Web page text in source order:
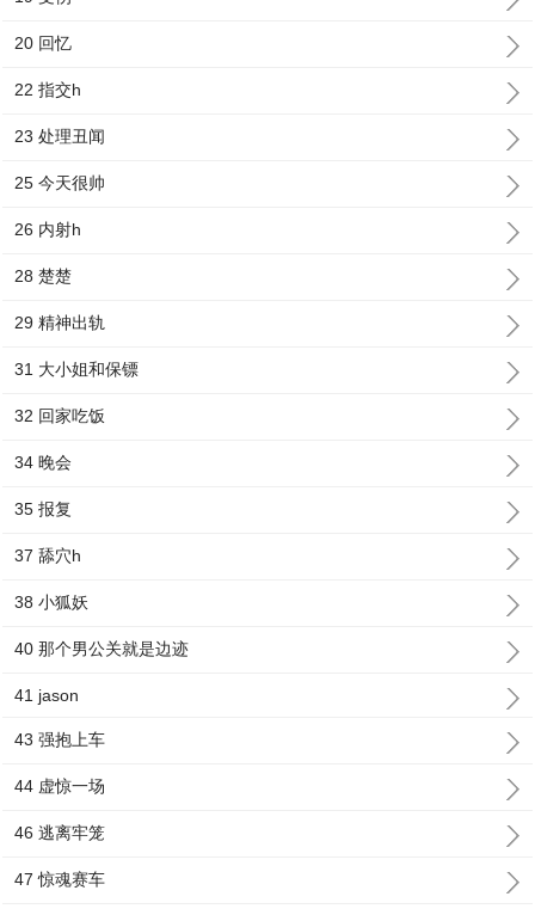
20 回忆
22 指交h
23 处理丑闻
25 今天很帅
26 内射h
28 楚楚
29 精神出轨
31 大小姐和保镖
32 回家吃饭
34 晚会
35 报复
37 舔穴h
38 小狐妖
40 那个男公关就是边迹
41 jason
43 强抱上车
44 虚惊一场
46 逃离牢笼
47 惊魂赛车